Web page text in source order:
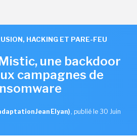
HACKING ET PARE-FEU
une backdoor
campagnes de
Jean Elyan) , publié le 30 Juin